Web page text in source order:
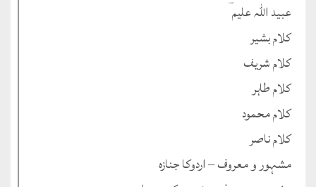
عبید اللہ علیم ؔ
کلام بشیر
کلام شریف
کلام طاہر
کلام محمود
کلام ناصر
مشہور و معروف – اردوکا جنازہ